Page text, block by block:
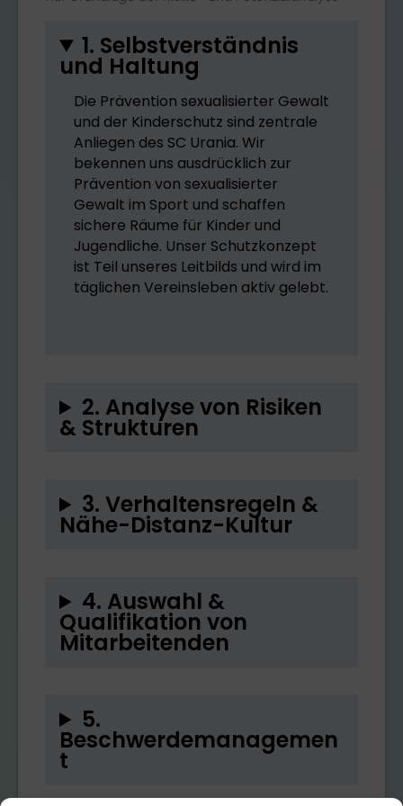
1. Selbstverständnis
und Haltung
Die Prävention sexualisierter Gewalt
und der Kinderschutz sind zentrale
Anliegen des SC Urania. Wir
bekennen uns ausdrücklich zur
Prävention von sexualisierter
Gewalt im Sport und schaffen
sichere Räume für Kinder und
Jugendliche. Unser Schutzkonzept
ist Teil unseres Leitbilds und wird im
täglichen Vereinsleben aktiv gelebt.
2. Analyse von Risiken
& Strukturen
3. Verhaltensregeln &
Nähe-Distanz-Kultur
4. Auswahl &
Qualifikation von
Mitarbeitenden
5.
Beschwerdemanagemen
t